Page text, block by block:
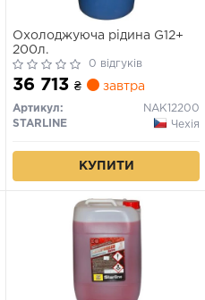
Охолоджуюча рідина G12+
200л.
0 відгуків
36 713 ₴ завтра
Артикул:
NAK12200
STARLINE
Чехія
КУПИТИ